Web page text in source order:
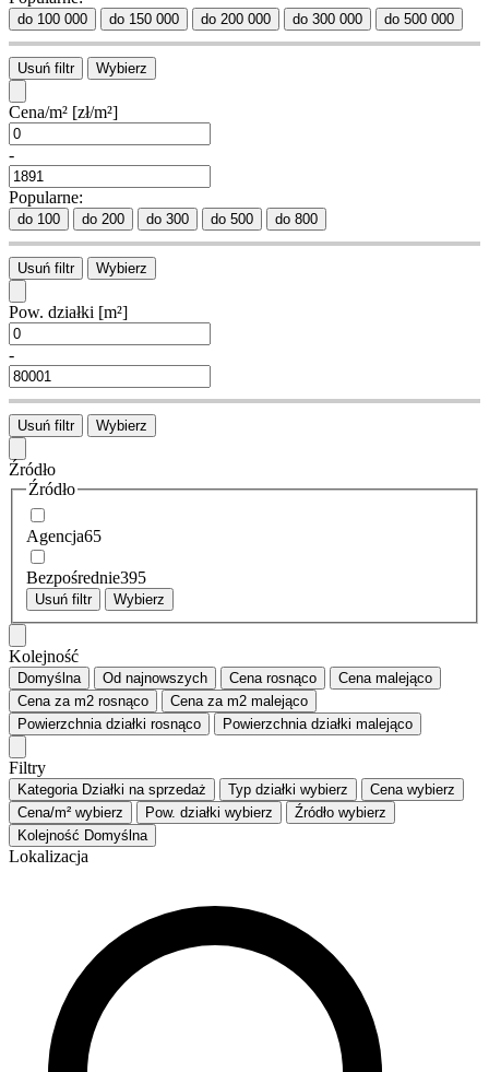
do 100 000 do 150 000 do 200 000 do 300 000 do 500 000
Usuń filtr Wybierz
Cena/m² [zł/m²]
-
Popularne:
do 100 do 200 do 300 do 500 do 800
Usuń filtr Wybierz
Pow. działki [m²]
-
Usuń filtr Wybierz
Źródło
Źródło
Agencja65
Bezpośrednie395
Usuń filtr Wybierz
Kolejność
Domyślna Od najnowszych Cenarosnąco Cenamalejąco
Cena za m2 rosnąco Cena za m2 malejąco
Powierzchnia działki rosnąco Powierzchnia działki malejąco
Filtry
Kategoria Działki na sprzedaż Typ działki wybierz Cena wybierz
Cena/m² wybierz Pow. działki wybierz Źródło wybierz
Kolejność Domyślna
Lokalizacja